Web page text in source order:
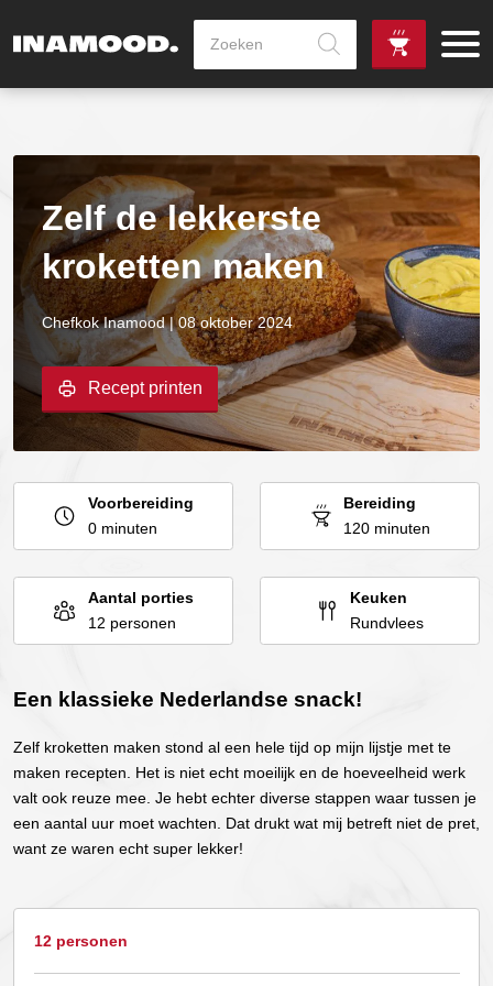
mogelijk
vanaf €100,-
Zelf de lekkerste
kroketten maken
Chefkok Inamood | 08 oktober 2024
Recept printen
Voorbereiding
0 minuten
Bereiding
120 minuten
Aantal porties
12 personen
Keuken
Rundvlees
Een klassieke Nederlandse snack!
Zelf kroketten maken stond al een hele tijd op mijn lijstje met te
maken recepten. Het is niet echt moeilijk en de hoeveelheid werk
valt ook reuze mee. Je hebt echter diverse stappen waar tussen je
een aantal uur moet wachten. Dat drukt wat mij betreft niet de pret,
want ze waren echt super lekker!
12 personen